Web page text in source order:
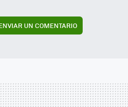
UN COMENTARIO